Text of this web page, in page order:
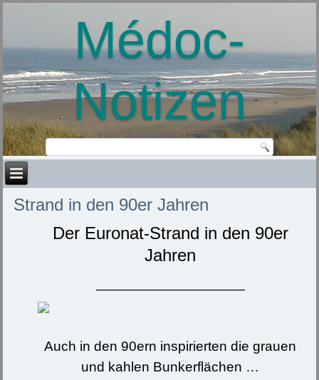
Médoc-
Notizen
Strand in den 90er Jahren
Der Euronat-Strand in den 90er
Jahren
Auch in den 90ern inspirierten die grauen
und kahlen Bunkerflächen …